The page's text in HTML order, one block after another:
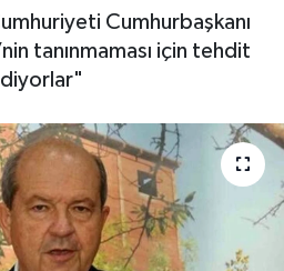
Cumhurbaşkanı
tanınmaması için tehdit